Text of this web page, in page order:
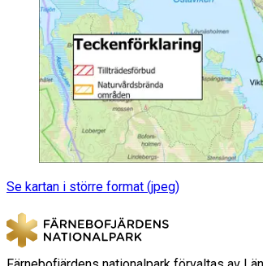
Se kartan i större format (jpeg)